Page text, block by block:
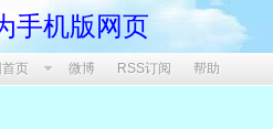
手机版网页
页 微博 RSS订阅 帮助